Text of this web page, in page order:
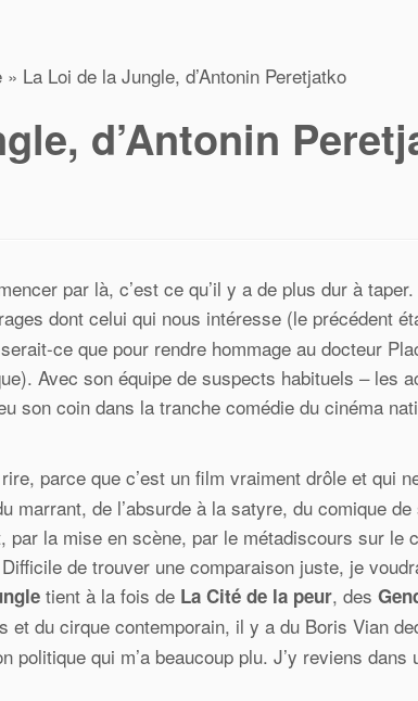
» La Loi de la Jungle, d’Antonin Peretjatko
d’Antonin
par là, c’est ce qu’il y a de plus dur à
dont celui qui nous intéresse (le précédent
ce que pour rendre hommage au docteur
Avec son équipe de suspects habituels – les
son coin dans la tranche comédie du cinéma
parce que c’est un film vraiment drôle et qui
marrant, de l’absurde à la satyre, du comique
par la mise en scène, par le métadiscours sur le
de trouver une comparaison juste, je
tient à la fois de La Cité de la peur, des
et du cirque contemporain, il y a du Boris Vian
politique qui m’a beaucoup plu. J’y reviens dans